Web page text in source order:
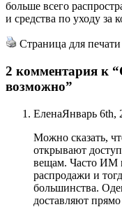
больше всего
и средства по уходу
Страница для печати
2 комментария к
возможно”
ЕленаЯнварь 6th,
Можно сказать,
открывают
вещам. Часто ИМ
распродажи и
большинства.
доставляют